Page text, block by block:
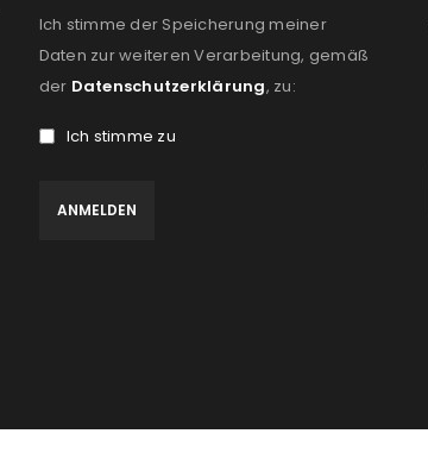
Ich stimme der Speicherung meiner
Daten zur weiteren Verarbeitung, gemäß
der Datenschutzerklärung, zu:
Ich stimme zu